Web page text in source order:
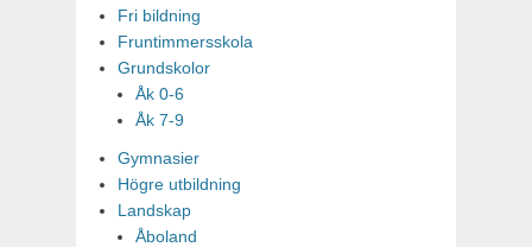
Fri bildning
Fruntimmersskola
Grundskolor
Åk 0-6
Åk 7-9
Gymnasier
Högre utbildning
Landskap
Åboland